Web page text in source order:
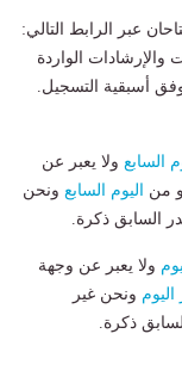
عبر الرابط التالي:
والإرشادات الواردة
أسبقية التسجيل.
السابع ولا يعبر عن
من اليوم السابع ونحن
السابق ذكرة.
ولا يعبر عن وجهة
ونحن غير
ذكرة.